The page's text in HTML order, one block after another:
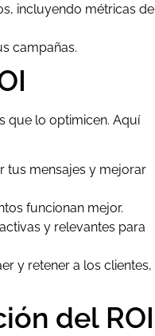
incluyendo métricas de
campañas.
que lo optimicen. Aquí
tus mensajes y mejorar
funcionan mejor.
y relevantes para
y retener a los clientes,
del ROI